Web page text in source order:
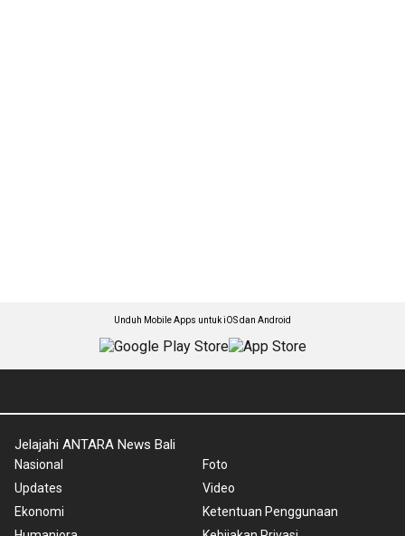
Unduh Mobile Apps untuk iOS dan Android
Jelajahi ANTARA News Bali
Nasional
Updates
Ekonomi
Foto
Video
Ketentuan Penggunaan